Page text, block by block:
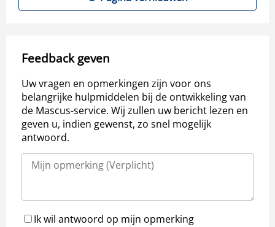
Feedback geven
Uw vragen en opmerkingen zijn voor ons
belangrijke hulpmiddelen bij de ontwikkeling van
de Mascus-service. Wij zullen uw bericht lezen en
geven u, indien gewenst, zo snel mogelijk
antwoord.
Ik wil antwoord op mijn opmerking